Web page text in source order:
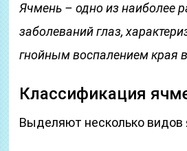
Ячмень – одно из наиболее
заболеваний глаз,
гнойным воспалением края
Классификация
Выделяют несколько видов